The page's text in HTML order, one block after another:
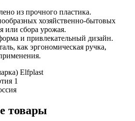
из прочного пластика.
хозяйственно-бытовых
или сбора урожая.
и привлекательный дизайн.
как эргономическая ручка,
Elfplast
1
товары